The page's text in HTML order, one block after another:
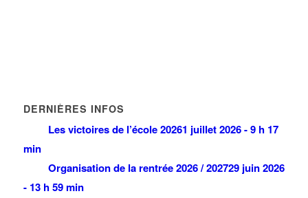
DERNIÈRES INFOS
Les victoires de l’école 20261 juillet 2026 - 9 h 17
min
Organisation de la rentrée 2026 / 202729 juin 2026
- 13 h 59 min